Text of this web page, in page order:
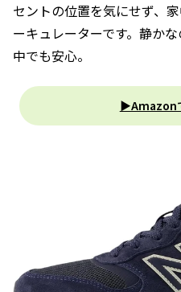
セントの位置を気にせず、
ーキュレーターです。静か
中でも安心。
▶Amazon